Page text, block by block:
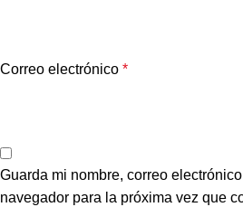
Correo electrónico *
Guarda mi nombre, correo
navegador para la próxima vez que